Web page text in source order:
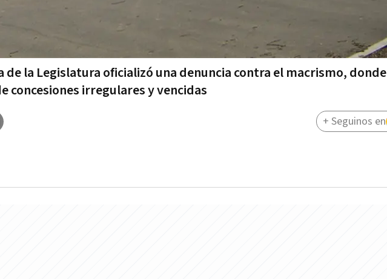
de la Legislatura oficializó una denuncia contra el macrismo, donde
concesiones irregulares y vencidas
+ Seguinos en